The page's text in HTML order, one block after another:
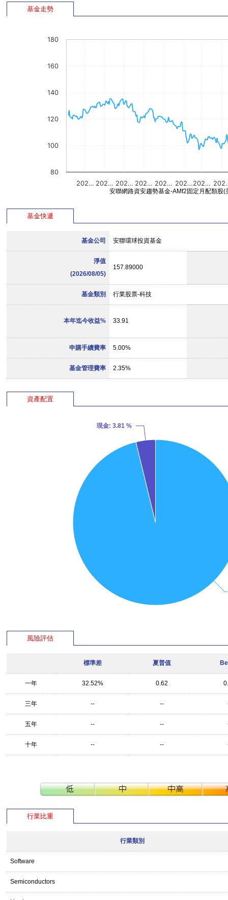
基金走勢
202… 202… 202… 202… 202… 202…202…
80
100
120
140
160
180
安聯網路資安趨勢基金-AMf2固定月配類股(
基金快遞
基金公司 安聯環球投資基金
淨值
(2026/08/05)
157.89000
基金類別 行業股票-科技
本年迄今收益% 33.91
申購手續費率 5.00%
基金管理費率 2.35%
資產配置
現金: 3.81 %
風險評估
標準差 夏普值
一年 32.52% 0.62
三年 -- --
五年 -- --
十年 -- --
行業比重
行業類別
Software
Semiconductors